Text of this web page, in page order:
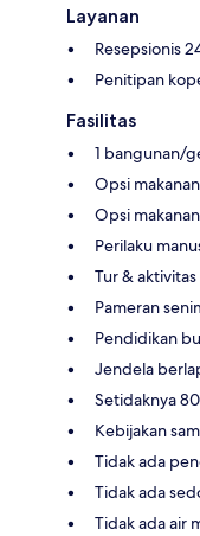
Layanan
Resepsionis
Penitipan
Fasilitas
1 bangunan/
Opsi
Opsi
Perilaku
Tur &
Pameran
Pendidikan
Jendela
Setidaknya
Kebijakan
Tidak ada
Tidak ada
Tidak ada air